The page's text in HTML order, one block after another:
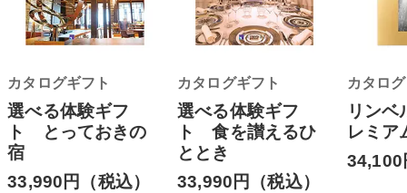
カタログギフト
選べる体験ギフ
ト とっておきの
宿
33,990円（税込）
カタログギフト
選べる体験ギフ
ト 食を讃えるひ
ととき
33,990円（税込）
カタロ
リン
レミ
34,100